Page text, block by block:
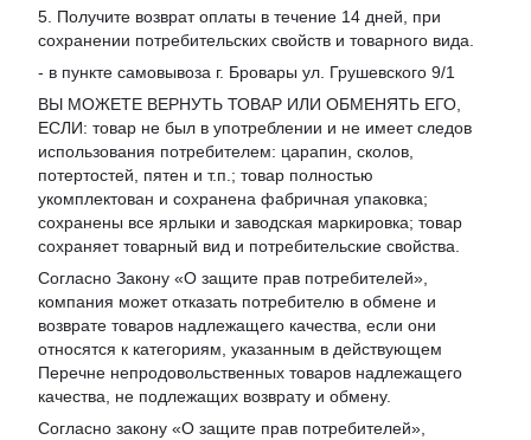
5. Получите возврат оплаты в течение 14 дней, при
сохранении потребительских свойств и товарного вида.
- в пункте самовывоза г. Бровары ул. Грушевского 9/1
ВЫ МОЖЕТЕ ВЕРНУТЬ ТОВАР ИЛИ ОБМЕНЯТЬ ЕГО,
ЕСЛИ: товар не был в употреблении и не имеет следов
использования потребителем: царапин, сколов,
потертостей, пятен и т.п.; товар полностью
укомплектован и сохранена фабричная упаковка;
сохранены все ярлыки и заводская маркировка; товар
сохраняет товарный вид и потребительские свойства.
Согласно Закону «О защите прав потребителей»,
компания может отказать потребителю в обмене и
возврате товаров надлежащего качества, если они
относятся к категориям, указанным в действующем
Перечне непродовольственных товаров надлежащего
качества, не подлежащих возврату и обмену.
Согласно закону «О защите прав потребителей»,